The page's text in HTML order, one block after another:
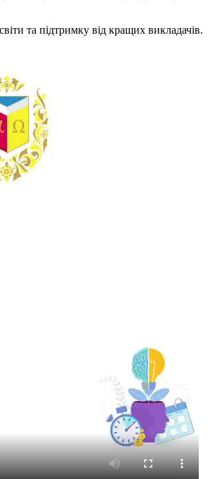
та підтримку від кращих викладачів.